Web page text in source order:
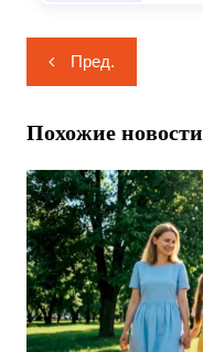
Навигация
по
записям
Пред.
Похожие новости